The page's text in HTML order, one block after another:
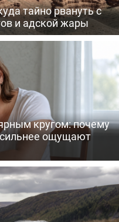
тайно рвануть с
и адской жары
кругом: почему
ощущают